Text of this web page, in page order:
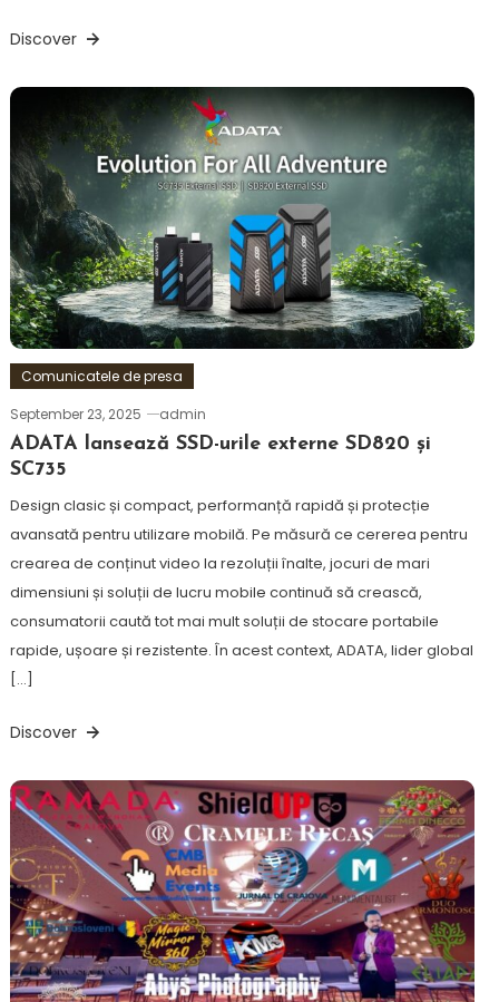
Discover
Comunicatele de presa
September 23, 2025
admin
ADATA lansează SSD-urile externe SD820 și
SC735
Design clasic și compact, performanță rapidă și protecție
avansată pentru utilizare mobilă. Pe măsură ce cererea pentru
crearea de conținut video la rezoluții înalte, jocuri de mari
dimensiuni și soluții de lucru mobile continuă să crească,
consumatorii caută tot mai mult soluții de stocare portabile
rapide, ușoare și rezistente. În acest context, ADATA, lider global
[…]
Discover